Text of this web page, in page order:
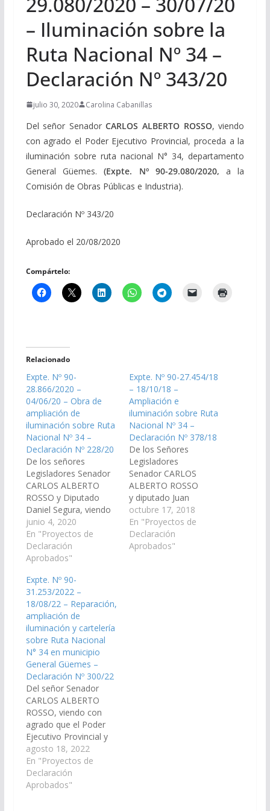
– Iluminación sobre la
Ruta Nacional Nº 34 –
Declaración Nº 343/20
julio 30, 2020 Carolina Cabanillas
Del señor SenadorCARLOS ALBERTO ROSSO, viendo
con agrado el Poder Ejecutivo Provincial, proceda a la
iluminación sobre ruta nacional N° 34, departamento
General Güemes. (Expte. Nº 90-29.080/2020,a la
Comisión de Obras Públicas e Industria).
Declaración Nº 343/20
Aprobado el 20/08/2020
Compártelo:
Relacionado
Expte. Nº 90-
28.866/2020 –
04/06/20 – Obra de
ampliación de
iluminación sobre Ruta
Nacional Nº 34 –
Declaración Nº 228/20
De los señores
Legisladores Senador
CARLOS ALBERTO
ROSSO y Diputado
Daniel Segura, viendo
con agrado que el
Poder Ejecutivo
Provincial, arbitre los
medios necesarios a
obra Ampliación de
Iluminación sobre Ruta
Nacional Nº34, desde
la rotonda ubicada en
la intersección de la
Ruta Nacional Nº 34
y…
junio 4, 2020
En "Proyectos de
Declaración
Aprobados"
Expte. Nº 90-27.454/18
– 18/10/18 –
Ampliación e
iluminación sobre Ruta
Nacional Nº 34 –
Declaración Nº 378/18
De los Señores
Legisladores
Senador CARLOS
ALBERTO ROSSO
y diputado Juan
Fernández, viendo con
agrado que el Poder
Ejecutivo Provincial
incorpore al Plan de
octubre 17, 2018
En "Proyectos de
Declaración
Aprobados"
Expte. Nº 90-
31.253/2022 –
18/08/22 – Reparación,
ampliación de
iluminación y cartelería
sobre Ruta Nacional
N° 34 en municipio
General Güemes –
Declaración Nº 300/22
Del señor Senador
CARLOS ALBERTO
ROSSO, viendo con
agrado que el Poder
Ejecutivo Provincial y
los Señores
Legisladores
Nacionales por Salta
gestionen, ante los
agosto 18, 2022
En "Proyectos de
Declaración
Aprobados"